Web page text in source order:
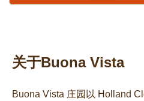
关于Buona Vista
Buona Vista 庄园以 Holland